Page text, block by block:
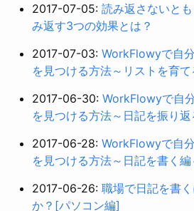
2017-07-05: 読み返さないと
み返す3つの効果とは？
2017-07-03: WorkFlowyで自
を見つける方法～リストを育て
2017-06-30: WorkFlowyで自
を見つける方法～日記を振り返
2017-06-28: WorkFlowyで自
を見つける方法～日記を書く編
2017-06-26: 職場で日記を書
か？[パソコン編]